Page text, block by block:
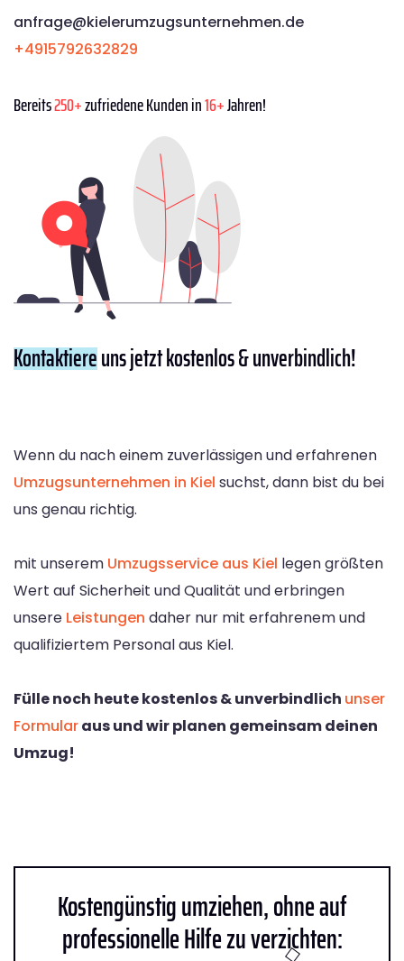
anfrage@kielerumzugsunternehmen.de
+4915792632829
Bereits250+zufriedene Kunden in16+Jahren!
Kontaktiereuns jetzt kostenlos & unverbindlich!
Wenn du nach einem zuverlässigen und erfahrenen
Umzugsunternehmen in Kiel suchst, dann bist du bei
uns genau richtig.
mit unserem Umzugsservice aus Kiel legen größten
Wert auf Sicherheit und Qualität und erbringen
unsere Leistungen daher nur mit erfahrenem und
qualifiziertem Personal aus Kiel.
Fülle noch heute kostenlos & unverbindlich unser
Formularaus und wir planen gemeinsam deinen
Umzug!
Kostengünstig umziehen, ohne auf
professionelle Hilfe zu verzichten: